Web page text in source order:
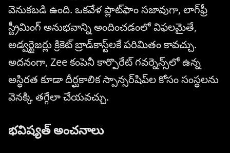
వెనుకబడి ఉంది. ఒకవేళ ప్లాట్‌ఫాం సజావుగా, లాగ్‌ఫ్రీ
స్ట్రీమింగ్ అనుభవాన్ని అందించడంలో విఫలమైతే,
అడ్వర్టైజర్లు క్రికెట్ బ్రాడ్‌కాస్ట్‌లకే పరిమితం కావచ్చు.
అదనంగా, Zee కంపెనీ కార్పొరేట్ గవర్నెన్స్‌లో ఉన్న
అస్థిరత కూడా దీర్ఘకాలిక స్పాన్సర్‌షిప్‌ల కోసం సంస్థలను
వెనక్కి తగ్గేలా చేయవచ్చు.
భవిష్యత్ అంచనాలు